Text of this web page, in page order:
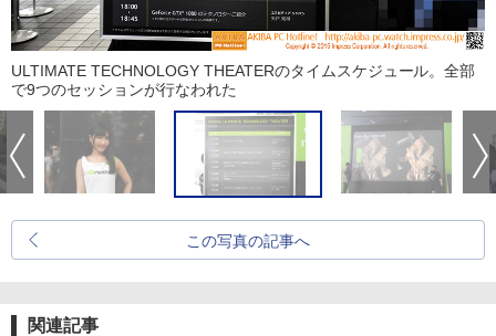
ULTIMATE TECHNOLOGY THEATERのタイムスケジュール。全部
で9つのセッションが行なわれた
この写真の記事へ
関連記事